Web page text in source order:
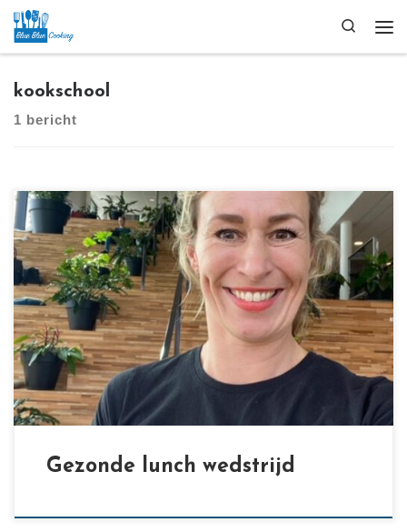
Ga naar inhoud
Search
kookschool
1 bericht
[…]
Gezonde lunch wedstrijd